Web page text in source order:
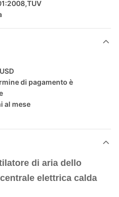
di pagamento è
al mese
di aria dello
elettrica calda